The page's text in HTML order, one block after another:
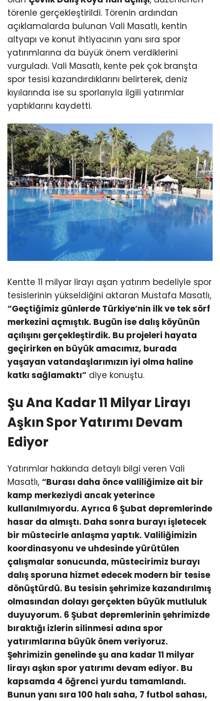
törenle gerçekleştirildi. Törenin ardından
açıklamalarda bulunan Vali Masatlı, kentin
altyapı ve konut ihtiyacının yanı sıra spor
yatırımlarına da büyük önem verdiklerini
vurguladı. Vali Masatlı, kente pek çok branşta
spor tesisi kazandırdıklarını belirterek, deniz
kıyılarında ise su sporlarıyla ilgili yatırımlar
yaptıklarını kaydetti.
Kentte 11 milyar lirayı aşan yatırım bedeliyle spor
tesislerinin yükseldiğini aktaran Mustafa Masatlı,
“Geçtiğimiz günlerde Türkiye’nin ilk ve tek sörf
merkezini açmıştık. Bugün ise dalış köyünün
açılışını gerçekleştirdik. Bu projeleri hayata
geçirirken en büyük amacımız, burada
yaşayan vatandaşlarımızın iyi olma haline
katkı sağlamaktı” diye konuştu.
Şu Ana Kadar 11 Milyar Lirayı
Aşkın Spor Yatırımı Devam
Ediyor
Yatırımlar hakkında detaylı bilgi veren Vali
Masatlı, “Burası daha önce valiliğimize ait bir
kamp merkeziydi ancak yeterince
kullanılmıyordu. Ayrıca 6 Şubat depremlerinde
hasar da almıştı. Daha sonra burayı işletecek
bir müstecirle anlaşma yaptık. Valiliğimizin
koordinasyonu ve uhdesinde yürütülen
çalışmalar sonucunda, müstecirimiz burayı
dalış sporuna hizmet edecek modern bir tesise
dönüştürdü. Bu tesisin şehrimize kazandırılmış
olmasından dolayı gerçekten büyük mutluluk
duyuyorum. 6 Şubat depremlerinin şehrimizde
bıraktığı izlerin silinmesi adına spor
yatırımlarına büyük önem veriyoruz.
Şehrimizin genelinde şu ana kadar 11 milyar
lirayı aşkın spor yatırımı devam ediyor. Bu
kapsamda 4 öğrenci yurdu tamamlandı.
Bunun yanı sıra 100 halı saha, 7 futbol sahası,